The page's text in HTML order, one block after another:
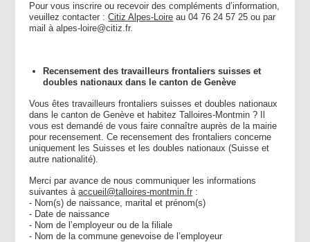
Pour vous inscrire ou recevoir des compléments d’information,
veuillez contacter :Citiz Alpes-Loire au 04 76 24 57 25 ou par
mail à alpes-loire@citiz.fr.
Recensement des travailleurs frontaliers suisses et
doubles nationaux dans le canton de Genève
Vous êtes travailleurs frontaliers suisses et doubles nationaux
dans le canton de Genève et habitez Talloires-Montmin ? Il
vous est demandé de vous faire connaître auprès de la mairie
pour recensement. Ce recensement des frontaliers concerne
uniquement les Suisses et les doubles nationaux (Suisse et
autre nationalité).
Merci par avance de nous communiquer les informations
suivantes àaccueil@talloires-montmin.fr :
- Nom(s) de naissance, marital et prénom(s)
- Date de naissance
- Nom de l’employeur ou de la filiale
- Nom de la commune genevoise de l’employeur